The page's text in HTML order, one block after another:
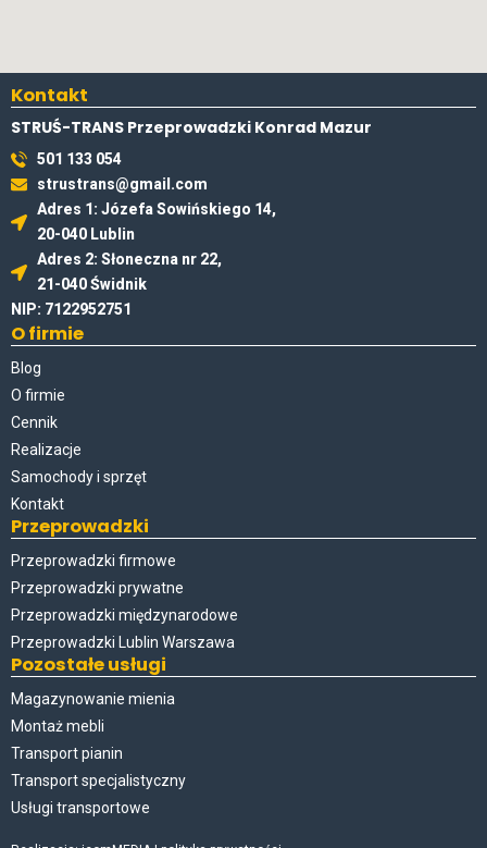
Kontakt
STRUŚ-TRANS Przeprowadzki Konrad Mazur
501 133 054
strustrans@gmail.com
Adres 1: Józefa Sowińskiego 14,
20-040 Lublin
Adres 2: Słoneczna nr 22,
21-040 Świdnik
NIP: 7122952751
O firmie
Blog
O firmie
Cennik
Realizacje
Samochody i sprzęt
Kontakt
Przeprowadzki
Przeprowadzki firmowe
Przeprowadzki prywatne
Przeprowadzki międzynarodowe
Przeprowadzki Lublin Warszawa
Pozostałe usługi
Magazynowanie mienia
Montaż mebli
Transport pianin
Transport specjalistyczny
Usługi transportowe